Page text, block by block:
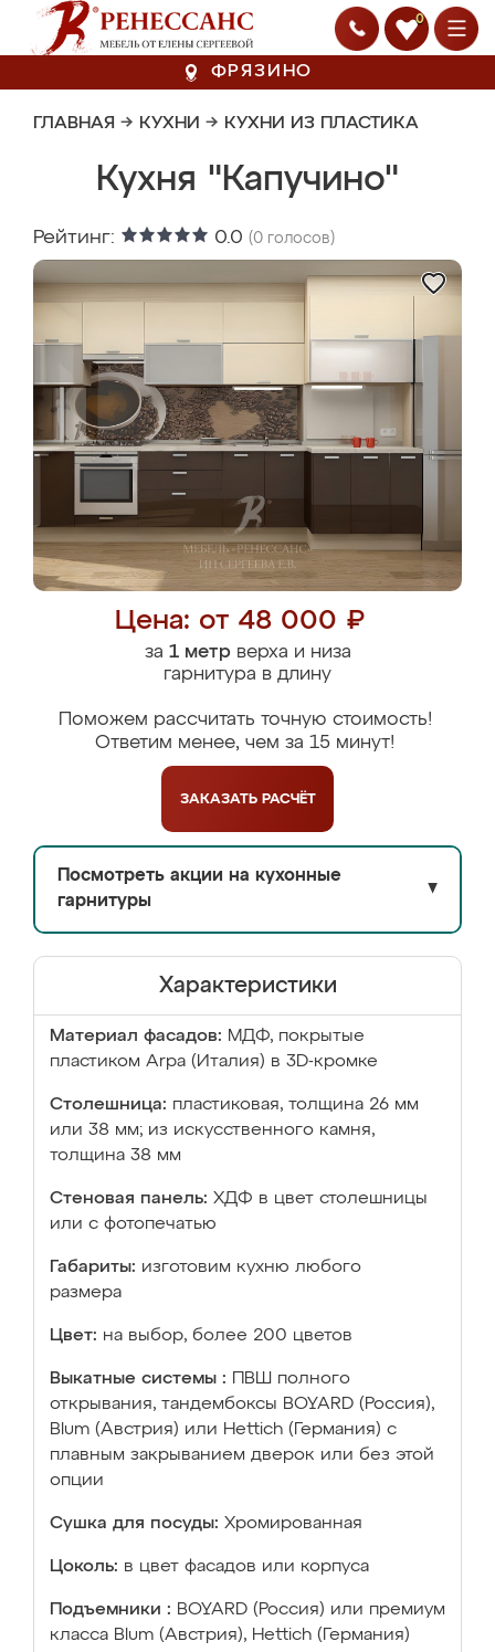
0
ФРЯЗИНО
ГЛАВНАЯ → КУХНИ → КУХНИ ИЗ ПЛАСТИКА
Кухня "Капучино"
Рейтинг: 0.0 (0 голосов)
Цена: от 48 000 ₽
за 1 метрверха и низа
гарнитура в длину
Поможем рассчитать точную стоимость!
Ответим менее, чем за 15 минут!
ЗАКАЗАТЬ РАСЧЁТ
Посмотреть акции на кухонные
гарнитуры
▼
Характеристики
Материал фасадов: МДФ, покрытые
пластиком Arpa (Италия) в 3D-кромке
Столешница: пластиковая, толщина 26 мм
или 38 мм; из искусственного камня,
толщина 38 мм
Стеновая панель: ХДФ в цвет столешницы
или с фотопечатью
Габариты: изготовим кухню любого
размера
Цвет: на выбор, более 200 цветов
Выкатные системы :
ПВШ полного
открывания, тандембоксы BOYARD (Россия),
Blum (Австрия) или Hettich (Германия) с
плавным закрыванием дверок или без этой
опции
Сушка для посуды: Хромированная
Цоколь: в цвет фасадов или корпуса
Подъемники : BOYARD (Россия) или премиум
класса Blum (Австрия), Hettich (Германия)